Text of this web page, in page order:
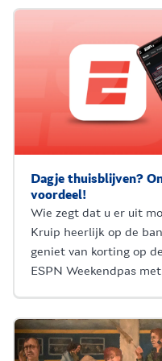
Dagje thuisblijven?
voordeel!
Wie zegt dat u er uit
Kruip heerlijk op de
geniet van korting op
ESPN Weekendpas